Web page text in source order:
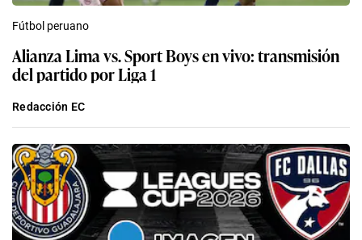
Fútbol peruano
Alianza Lima vs. Sport Boys en vivo: transmisión
del partido por Liga 1
Redacción EC